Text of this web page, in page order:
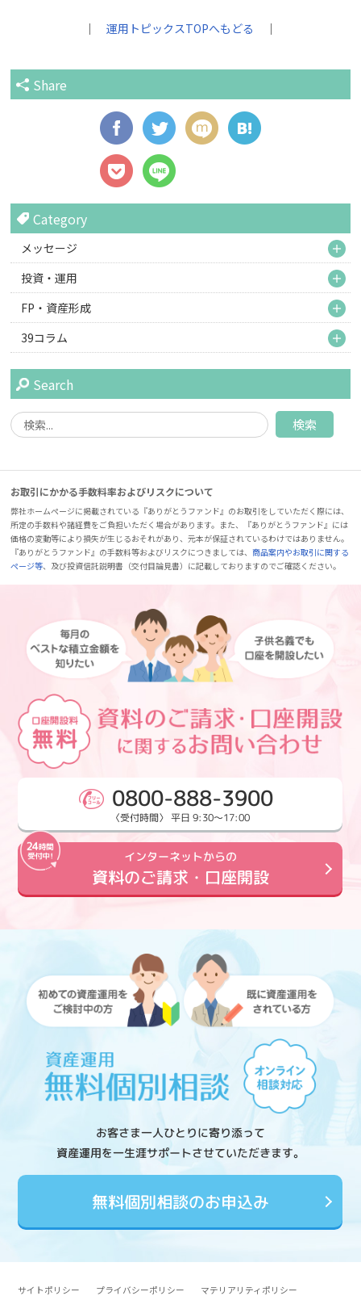
｜運用トピックスTOPへもどる ｜
Share
Category
メッセージ
投資・運用
FP・資産形成
39コラム
Search
お取引にかかる手数料率およびリスクについて
弊社ホームページに掲載されている『ありがとうファンド』のお取引をしていただく際には、
所定の手数料や諸経費をご負担いただく場合があります。また、『ありがとうファンド』には
価格の変動等により損失が生じるおそれがあり、元本が保証されているわけではありません。
『ありがとうファンド』の手数料等およびリスクにつきましては、商品案内やお取引に関する
ページ等、及び投資信託説明書（交付目論見書）に記載しておりますのでご確認ください。
0800-888-3900
〈受付時間〉 平日 9:30～17:00
インターネットからの
資料のご請求・口座開設
お客さま一人ひとりに寄り添って
資産運用を一生涯サポートさせていただきます。
無料個別相談のお申込み
サイトポリシー プライバシーポリシー マテリアリティポリシー